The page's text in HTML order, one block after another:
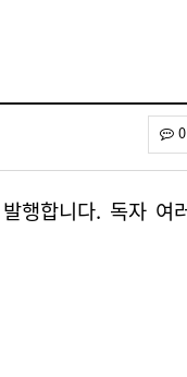
행합니다. 독자 여